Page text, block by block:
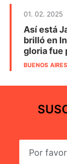
01. 02. 2025
Así está
brilló en
gloria fue
BUENOS AIRES